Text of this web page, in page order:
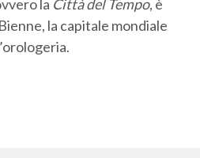
la Città del Tempo, è
la capitale mondiale